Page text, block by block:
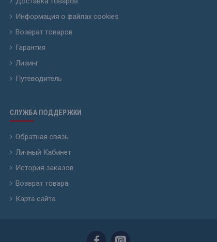
Информация о файлах cookies
Возврат товаров
Гарантия
Лизинг
Путеводитель
СЛУЖБА ПОДДЕРЖКИ
Обратная связь
Личный Кабинет
История заказов
Возврат товара
Карта сайта